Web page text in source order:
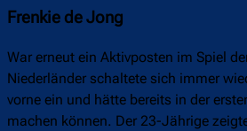
Frenkie de Jong
War erneut ein Aktivposten im Spiel
Niederländer schaltete sich immer
vorne ein und hätte bereits in der
machen können. Der 23-Jährige